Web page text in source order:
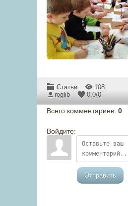
Статьи
108
roglib
0.0/0
Всего комментариев: 0
Войдите:
Отправить